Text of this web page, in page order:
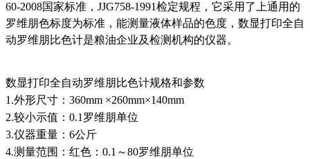
60-2008国家标准，JJG758-1991检定规程，它采用了上通用的
罗维朋色标度为标准，能测量液体样品的色度， 数显打印全自
动罗维朋比色计是粮油企业及检测机构的仪器。
数显打印全自动罗维朋比色计规格和参数
1.外形尺寸：360mm ×260mm×140mm
2.较小示值：0.1罗维朋单位
3.仪器重量：6公斤
4.测量范围：红色：0.1～80罗维朋单位